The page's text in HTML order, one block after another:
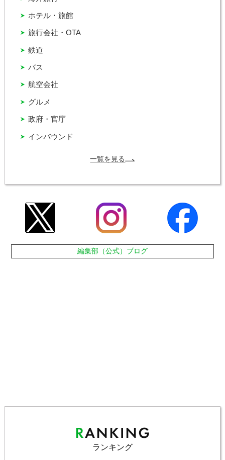
インバウンド
グルメ
バス
ホテル・旅館
政府・官庁
旅行会社・OTA
航空会社
鉄道
一覧を見る
編集部（公式）ブログ
ランキング